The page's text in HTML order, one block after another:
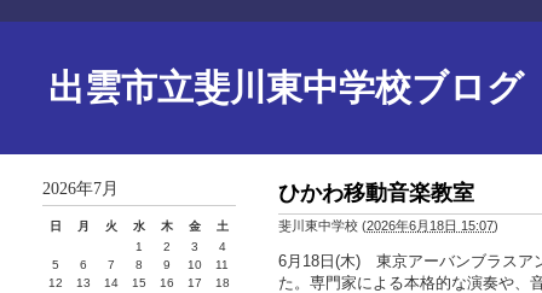
出雲市立斐川東中学校ブログ
ひかわ移動音楽教室
斐川東中学校 (2026年6月18日 15:07)
6月18日(木) 東京アーバンブラスア
た。専門家による本格的な演奏や、
2026年7月
日 月 火 水 木 金
土
1
2 3
4
5
6 7 8 9 10
11
12
13 14 15 16 17
18